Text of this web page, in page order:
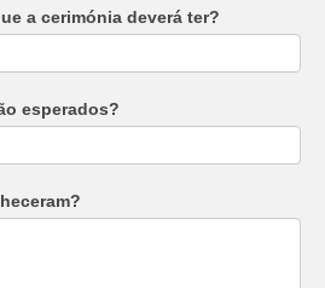
a cerimónia deverá ter?
esperados?